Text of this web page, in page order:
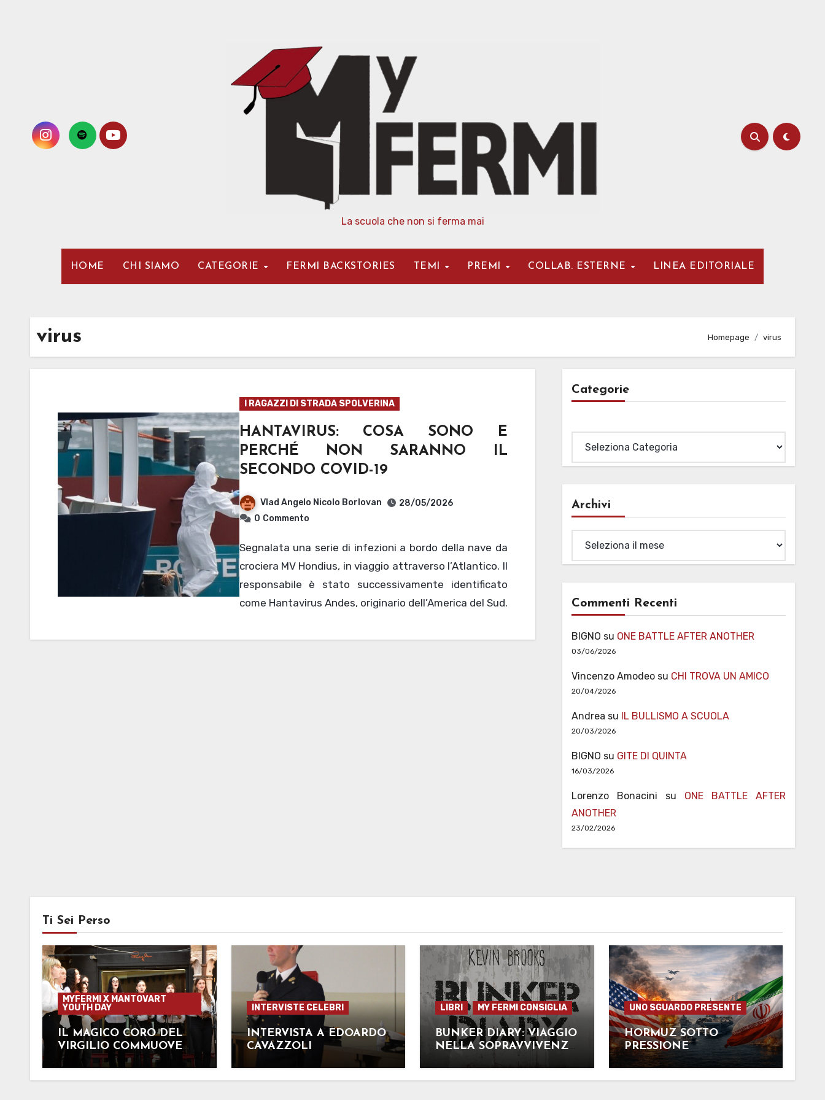
La scuola che non si ferma mai
HOME CHI SIAMO CATEGORIE FERMI BACKSTORIES TEMI PREMI COLLAB. ESTERNE LINEA EDITORIALE
virus Homepage virus
I RAGAZZI DI STRADA SPOLVERINA
HANTAVIRUS: COSA SONO E
PERCHÉ NON SARANNO IL
SECONDO COVID-19
Vlad Angelo Nicolo Borlovan
28/05/2026
0 Commento
Segnalata una serie di infezioni a bordo della nave da
crociera MV Hondius, in viaggio attraverso l’Atlantico. Il
responsabile è stato successivamente identificato
come Hantavirus Andes, originario dell’America del Sud.
Categorie
Archivi
Commenti Recenti
BIGNO su ONE BATTLE AFTER ANOTHER
03/06/2026
Vincenzo Amodeosu CHI TROVA UN AMICO
20/04/2026
Andrea su IL BULLISMO A SCUOLA
20/03/2026
BIGNO su GITE DI QUINTA
16/03/2026
Lorenzo Bonacini su ONE BATTLE AFTER
ANOTHER
23/02/2026
Ti Sei Perso
MYFERMI X MANTOVART
YOUTH DAY
IL MAGICO CORO DEL
VIRGILIO COMMUOVE
ED EMOZIONA
INTERVISTE CELEBRI
INTERVISTA A EDOARDO
CAVAZZOLI
LIBRI MY FERMI CONSIGLIA
BUNKER DIARY: VIAGGIO
NELLA SOPRAVVIVENZA
UNO SGUARDO PRESENTE
HORMUZ SOTTO
PRESSIONE